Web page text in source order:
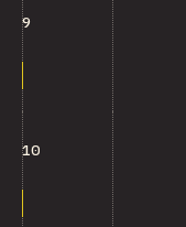
9
10